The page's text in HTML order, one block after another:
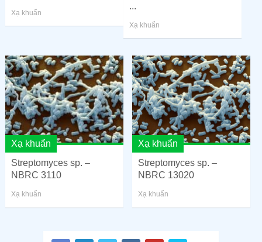
Xạ khuẩn
...
Xạ khuẩn
Xạ khuẩn
Streptomyces sp. –
NBRC 3110
Xạ khuẩn
Xạ khuẩn
Streptomyces sp. –
NBRC 13020
Xạ khuẩn